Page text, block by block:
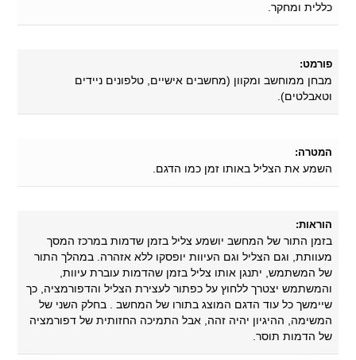
כללית ומחקר.
פורמט:
מבחן ממוחשב ומקוון (מחשבים אישיים, טלפונים ניידים
וטאבלטים).
המטרה:
השמע את הצליל באותו זמן כמו הדגם.
הוראות:
בזמן התור של המחשב יושמע צליל בזמן שדמות במרכז המסך
מעוותת, וגם הצליל וגם העיוות יופסקו ללא אזהרה. במהלך התור
של המשתמש, יתנגן אותו צליל בזמן שהדמות עוברת עיוות,
והמשתמש יצטרך ללחוץ על כפתור לעצירת הצליל והדפורמציה, כך
שיימשך כל עוד הדגם המוצג בתורו של המחשב . בחלק השני של
המשימה, ההיגיון יהיה זהה, אבל התמיכה החזותית של דפורמציה
של הדמות תוסר.